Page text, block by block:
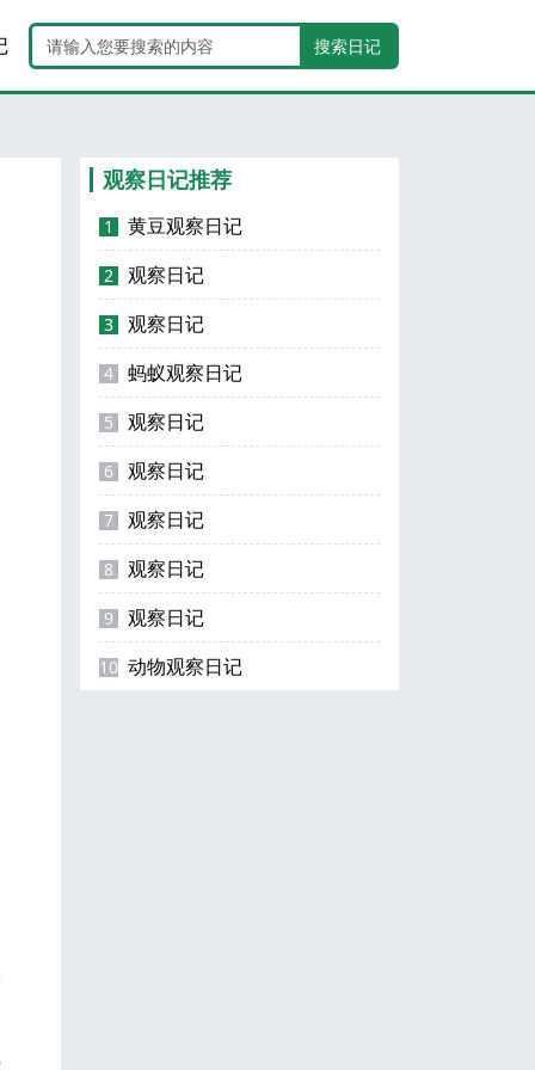
搜索日记
观察日记推荐
1 黄豆观察日记
2 观察日记
3 观察日记
4 蚂蚁观察日记
5 观察日记
6 观察日记
7 观察日记
8 观察日记
9 观察日记
10 动物观察日记